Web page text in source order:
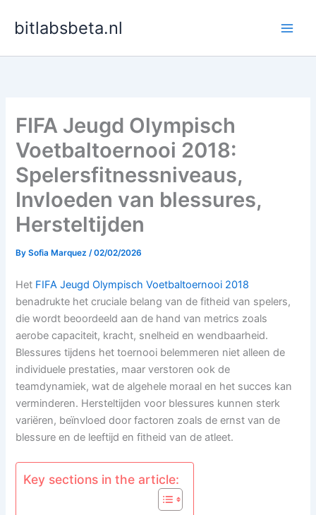
bitlabsbeta.nl
FIFA Jeugd Olympisch
Voetbaltoernooi 2018:
Spelersfitnessniveaus,
Invloeden van blessures,
Hersteltijden
BySofia Marquez/02/02/2026
Het FIFA Jeugd Olympisch Voetbaltoernooi 2018
benadrukte het cruciale belang van de fitheid van spelers,
die wordt beoordeeld aan de hand van metrics zoals
aerobe capaciteit, kracht, snelheid en wendbaarheid.
Blessures tijdens het toernooi belemmeren niet alleen de
individuele prestaties, maar verstoren ook de
teamdynamiek, wat de algehele moraal en het succes kan
verminderen. Hersteltijden voor blessures kunnen sterk
variëren, beïnvloed door factoren zoals de ernst van de
blessure en de leeftijd en fitheid van de atleet.
Key sections in the article: